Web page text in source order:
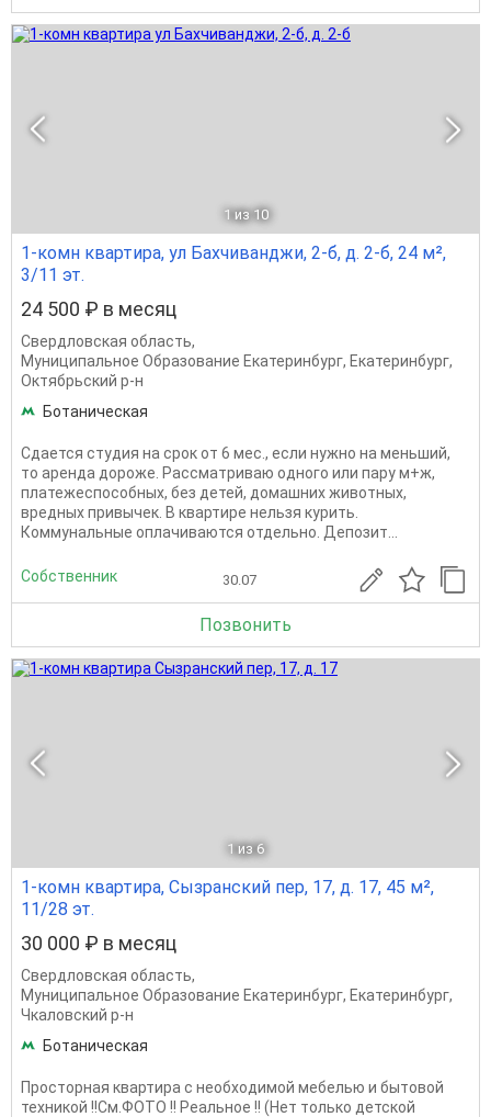
1 из 10
1-комн квартира, ул Бахчиванджи, 2-б, д. 2-б, 24 м²,
3/11 эт.
24 500 ₽ в месяц
Свердловская область,
Муниципальное Образование Екатеринбург, Екатеринбург,
Октябрьский р-н
Ботаническая
Сдается студия на срок от 6 мес., если нужно на меньший,
то аренда дороже. Рассматриваю одного или пару м+ж,
платежеспособных, без детей, домашних животных,
вредных привычек. В квартире нельзя курить.
Коммунальные оплачиваются отдельно. Депозит...
Собственник 30.07
Позвонить
1 из 6
1-комн квартира, Сызранский пер, 17, д. 17, 45 м²,
11/28 эт.
30 000 ₽ в месяц
Свердловская область,
Муниципальное Образование Екатеринбург, Екатеринбург,
Чкаловский р-н
Ботаническая
Просторная квартира с необходимой мебелью и бытовой
техникой !!См.ФОТО !! Реальное !! (Нет только детской